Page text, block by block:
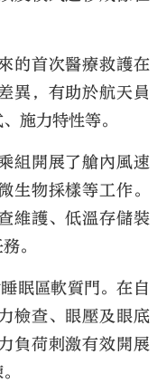
的首次醫療救護在
異，有助於航天員
施力特性等。
組開展了艙內風速
生物採樣等工作。
維護、低溫存儲裝
。
眠區軟質門。在自
檢查、眼壓及眼底
負荷刺激有效開展